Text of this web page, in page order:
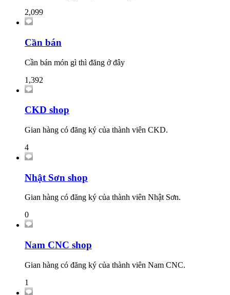
2,099
Cần bán
Cần bán món gì thì đăng ở đây
1,392
CKD shop
Gian hàng có đăng ký của thành viên CKD.
4
Nhật Sơn shop
Gian hàng có đăng ký của thành viên Nhật Sơn.
0
Nam CNC shop
Gian hàng có đăng ký của thành viên Nam CNC.
1